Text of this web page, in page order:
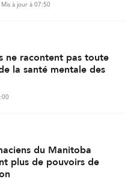
à jour à 07:50
ne racontent pas toute
la santé mentale des
du Manitoba
plus de pouvoirs de